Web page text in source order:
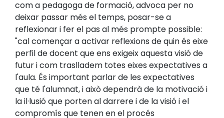
com a pedagoga de formació, advoca per no
deixar passar més el temps, posar-se a
reflexionar i fer el pas al més prompte possible:
"cal començar a activar reflexions de quin és eixe
perfil de docent que ens exigeix aquesta visió de
futur i com traslladem totes eixes expectatives a
l'aula. És important parlar de les expectatives
que té l'alumnat, i això dependrà de la motivació i
la il·lusió que porten al darrere i de la visió i el
compromís que tenen en el procés